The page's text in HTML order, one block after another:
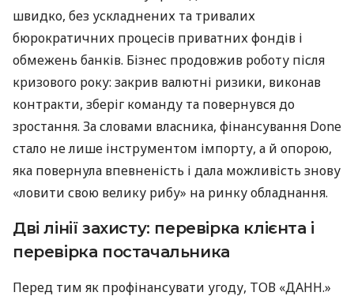
швидко, без ускладнених та тривалих
бюрократичних процесів приватних фондів і
обмежень банків. Бізнес продовжив роботу після
кризового року: закрив валютні ризики, виконав
контракти, зберіг команду та повернувся до
зростання. За словами власника, фінансування Done
стало не лише інструментом імпорту, а й опорою,
яка повернула впевненість і дала можливість знову
«ловити свою велику рибу» на ринку обладнання.
Дві лінії захисту: перевірка клієнта і
перевірка постачальника
Перед тим як профінансувати угоду, ТОВ «ДАНН.»